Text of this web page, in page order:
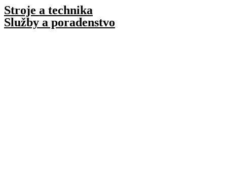
Preskočiť
na
obsah
Stroje a technika
Služby a poradenstvo